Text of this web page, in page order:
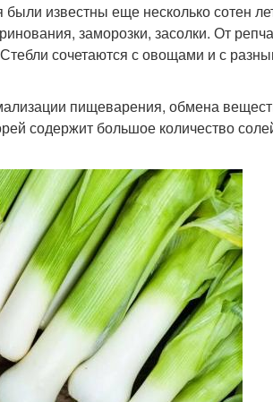
известны еще несколько сотен
заморозки, засолки. От
сочетаются с овощами и с
пищеварения, обмена
содержит большое количество